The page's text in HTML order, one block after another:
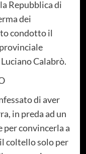
Repubblica di
dei
condotto il
Calabrò.
di aver
in preda ad un
per convincerla a
coltello solo per